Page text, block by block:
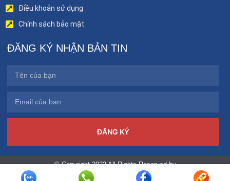
Điều khoản sử dụng
Chính sách bảo mật
ĐĂNG KÝ NHẬN BẢN TIN
ĐĂNG KÝ
© Copyright 2022 All Rights Reserved by
benhviendakhoatinhphutho.vn